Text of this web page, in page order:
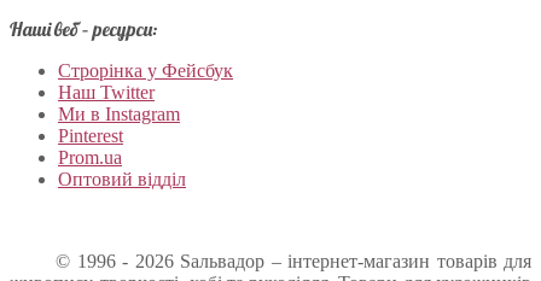
Наші веб – ресурси:
Строрінка у Фейсбук
Наш Twitter
Ми в Instagram
Pinterest
Prom.ua
Оптовий відділ
© 1996 - 2026 Sальвадор – інтернет-магазин товарів для